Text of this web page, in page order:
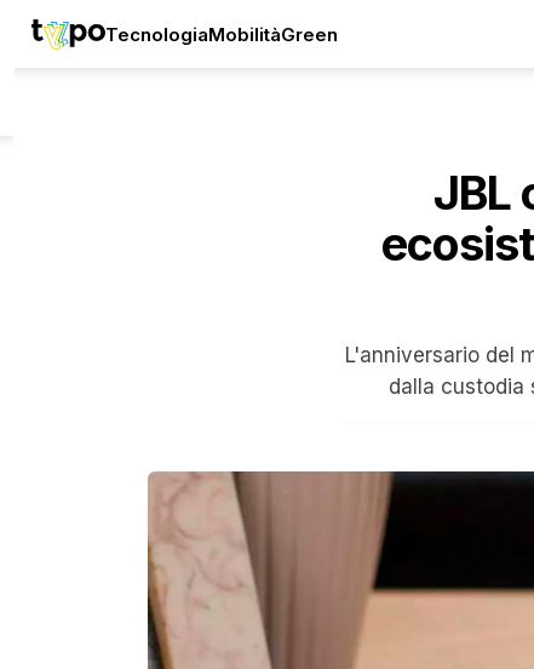
TecnologiaMobilitàGreen
JBL
L'anniversario del
dalla custodia